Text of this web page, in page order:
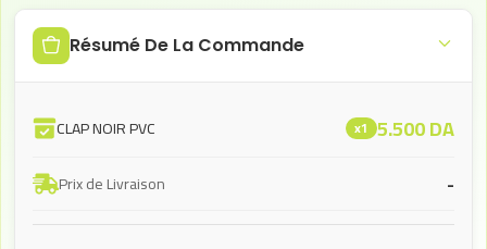
Résumé De La Commande
CLAP NOIR PVC x1 5.500DA
Prix de Livraison -